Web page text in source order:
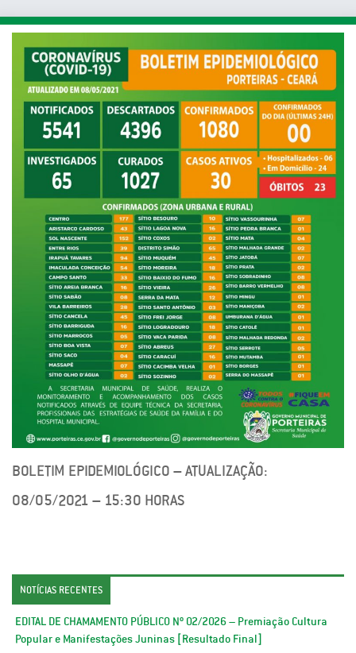
BOLETIM EPIDEMIOLÓGICO – ATUALIZAÇÃO:
08/05/2021 – 15:30 HORAS
NOTÍCIAS RECENTES
EDITAL DE CHAMAMENTO PÚBLICO Nº 02/2026 – Premiação Cultura
Popular e Manifestações Juninas [Resultado Final]